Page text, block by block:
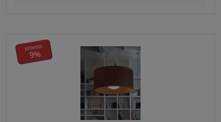
sconto
9%